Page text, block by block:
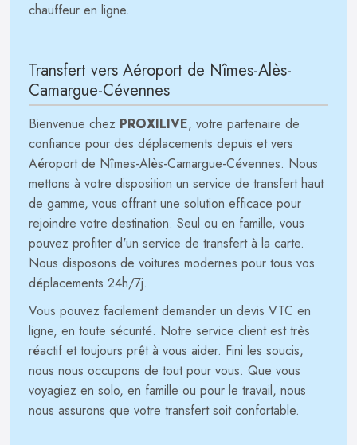
chauffeur en ligne.
Transfert vers Aéroport de Nîmes-Alès-
Camargue-Cévennes
Bienvenue chez PROXILIVE, votre partenaire de
confiance pour des déplacements depuis et vers
Aéroport de Nîmes-Alès-Camargue-Cévennes. Nous
mettons à votre disposition un service de transfert haut
de gamme, vous offrant une solution efficace pour
rejoindre votre destination. Seul ou en famille, vous
pouvez profiter d'un service de transfert à la carte.
Nous disposons de voitures modernes pour tous vos
déplacements 24h/7j.
Vous pouvez facilement demander un devis VTC en
ligne, en toute sécurité. Notre service client est très
réactif et toujours prêt à vous aider. Fini les soucis,
nous nous occupons de tout pour vous. Que vous
voyagiez en solo, en famille ou pour le travail, nous
nous assurons que votre transfert soit confortable.